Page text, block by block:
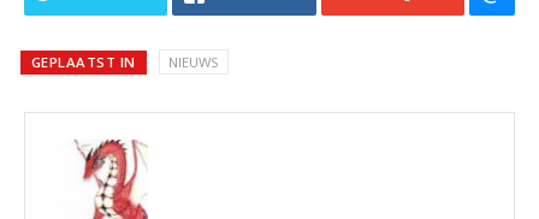
GEPLAATST IN NIEUWS